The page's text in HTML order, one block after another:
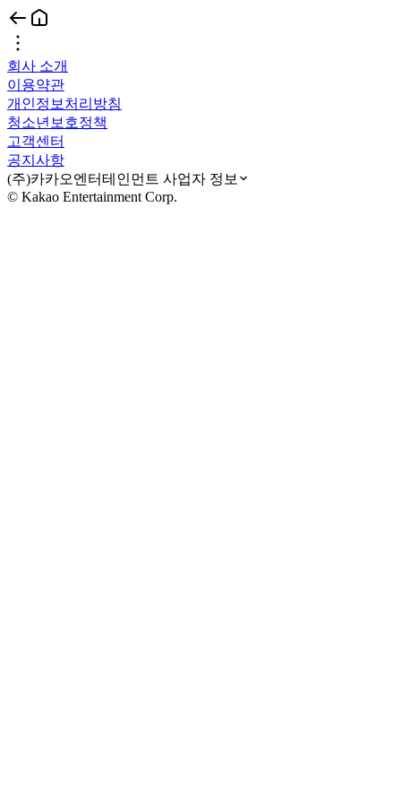
회사 소개
이용약관
개인정보처리방침
청소년보호정책
고객센터
공지사항
(주)카카오엔터테인먼트 사업자 정보
© Kakao Entertainment Corp.